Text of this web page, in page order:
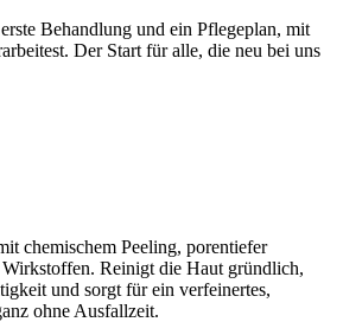
Behandlung und ein Pflegeplan, mit
Der Start für alle, die neu bei uns
chemischem Peeling, porentiefer
Reinigt die Haut gründlich,
und sorgt für ein verfeinertes,
ohne Ausfallzeit.